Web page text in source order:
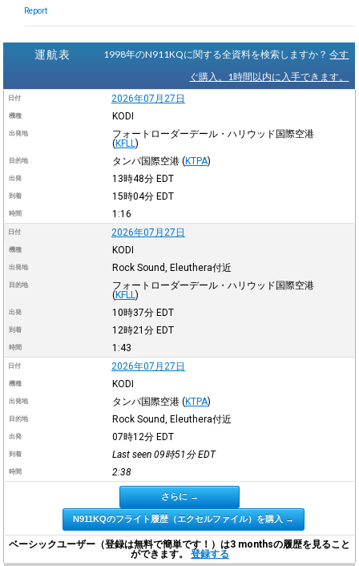
Report
運航表 1998年のN911KQに関する全資料を検索しますか？今す
ぐ購入。1時間以内に入手できます。
日付 2026年07月27日
機種 KODI
出発地
フォートローダーデール・ハリウッド国際空港
(KFLL )
目的地 タンパ国際空港 (KTPA)
出発 13時48分 EDT
到着 15時04分 EDT
時間 1:16
日付 2026年07月27日
機種 KODI
出発地 Rock Sound, Eleuthera付近
目的地
フォートローダーデール・ハリウッド国際空港
(KFLL )
出発 10時37分 EDT
到着 12時21分 EDT
時間 1:43
日付 2026年07月27日
機種 KODI
出発地 タンパ国際空港 (KTPA)
目的地 Rock Sound, Eleuthera付近
出発 07時12分 EDT
到着 Last seen 09時51分EDT
時間 2:38
さらに →
N911KQのフライト履歴（エクセルファイル）を購入 →
ベーシックユーザー（登録は無料で簡単です！）は3 monthsの履歴を見ること
ができます。 登録する